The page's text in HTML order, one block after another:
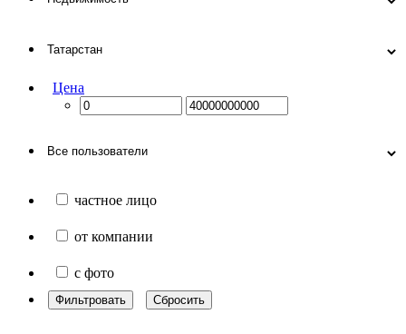
Цена
частное лицо
от компании
с фото
Фильтровать Сбросить